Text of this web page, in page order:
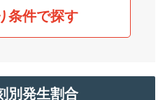
条件で探す
別発生割合